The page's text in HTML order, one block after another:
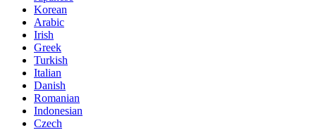
Korean
Arabic
Irish
Greek
Turkish
Italian
Danish
Romanian
Indonesian
Czech